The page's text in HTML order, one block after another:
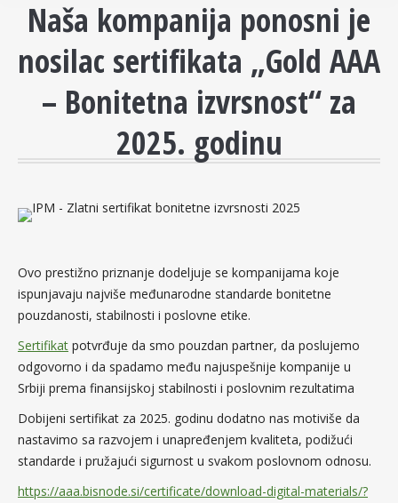
Naša kompanija ponosni je
nosilac sertifikata „Gold AAA
– Bonitetna izvrsnost“ za
2025. godinu
Ovo prestižno priznanje dodeljuje se kompanijama koje
ispunjavaju najviše međunarodne standarde bonitetne
pouzdanosti, stabilnosti i poslovne etike.
Sertifikat potvrđuje da smo pouzdan partner, da poslujemo
odgovorno i da spadamo među najuspešnije kompanije u
Srbiji prema finansijskoj stabilnosti i poslovnim rezultatima
Dobijeni sertifikat za 2025. godinu dodatno nas motiviše da
nastavimo sa razvojem i unapređenjem kvaliteta, podižući
standarde i pružajući sigurnost u svakom poslovnom odnosu.
https://aaa.bisnode.si/certificate/download-digital-materials/?